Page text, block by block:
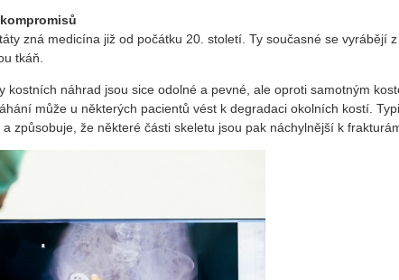
zná medicína již od počátku 20. století. Ty současné se
tkáň.
kostních náhrad jsou sice odolné a pevné, ale oproti samotným
může u některých pacientů vést k degradaci okolních kostí.
způsobuje, že některé části skeletu jsou pak náchylnější k